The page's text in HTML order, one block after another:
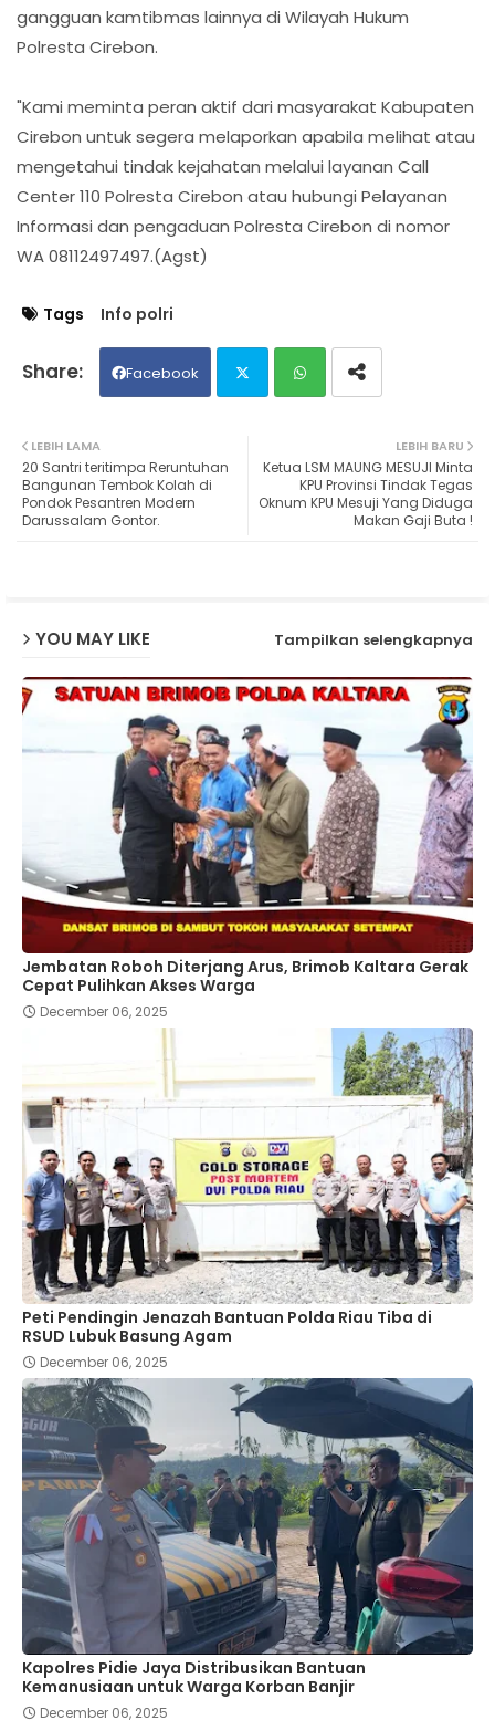
gangguan kamtibmas lainnya di Wilayah Hukum
Polresta Cirebon.
"Kami meminta peran aktif dari masyarakat Kabupaten
Cirebon untuk segera melaporkan apabila melihat atau
mengetahui tindak kejahatan melalui layanan Call
Center 110 Polresta Cirebon atau hubungi Pelayanan
Informasi dan pengaduan Polresta Cirebon di nomor
WA 08112497497.(Agst)
Tags Info polri
Facebook
ats
LEBIH BARU
Ketua LSM MAUNG MESUJI Minta
KPU Provinsi Tindak Tegas
Oknum KPU Mesuji Yang Diduga
Makan Gaji Buta !
LEBIH LAMA
20 Santri teritimpa Reruntuhan
Bangunan Tembok Kolah di
Pondok Pesantren Modern
Darussalam Gontor.
YOU MAY LIKE Tampilkan selengkapnya
Jembatan Roboh Diterjang Arus, Brimob Kaltara Gerak
Cepat Pulihkan Akses Warga
December 06, 2025
Peti Pendingin Jenazah Bantuan Polda Riau Tiba di
RSUD Lubuk Basung Agam
December 06, 2025
Kapolres Pidie Jaya Distribusikan Bantuan
Kemanusiaan untuk Warga Korban Banjir
December 06, 2025